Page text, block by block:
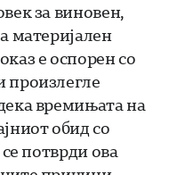
за виновен,
материјален
е оспорен со
произлегле
времињата на
обид со
потврди ова